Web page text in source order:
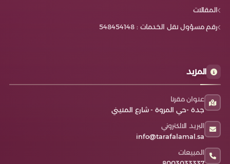
المقالات
رقم مسؤول نقل الخدمات : 548454148
المزيد
عنوان مقرنا
جدة -حي المروة - شارع المنيني
البريد الالكتروني
info@tarafalamal.sa
المبيعات